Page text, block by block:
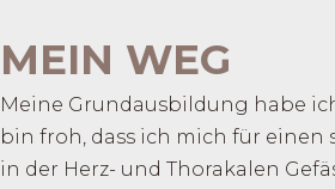
Inhalt
springen
MEIN WEG
Meine Grundausbildung habe
bin froh, dass ich mich für einen
in der Herz- und Thorakalen